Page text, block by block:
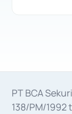
PT BCA
138/PM/1992